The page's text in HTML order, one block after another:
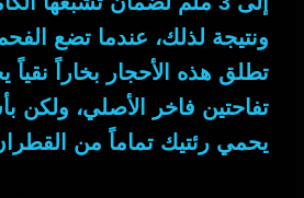
ونتيجة لذلك، عندما تضع
تطلق هذه الأحجار بخاراً
تفاحتين فاخر الأصلي، ولكن
يحمي رئتيك تماماً من